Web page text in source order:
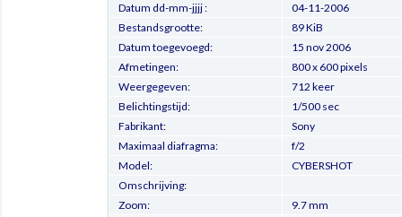
Datum dd-mm-jjjj :
04-11-2006
Bestandsgrootte:
89 KiB
Datum toegevoegd:
15 nov 2006
Afmetingen:
800 x 600 pixels
Weergegeven:
712 keer
Belichtingstijd:
1/500 sec
Fabrikant:
Sony
Maximaal diafragma:
f/2
Model:
CYBERSHOT
Omschrijving:
Zoom:
9.7 mm